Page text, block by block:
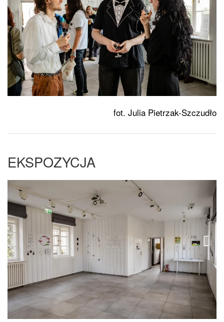
fot. Julia Pietrzak-Szczudło
EKSPOZYCJA